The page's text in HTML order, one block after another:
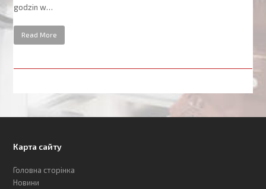
godzin w…
Read More
Карта сайту
Головна сторінка
Новини